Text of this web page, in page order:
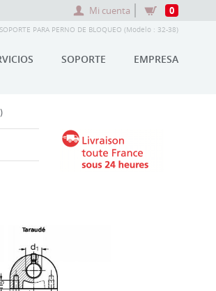
Mi cuenta 0
SOPORTE PARA PERNO DE BLOQUEO (Modelo : 32-38)
SOPORTE EMPRESA